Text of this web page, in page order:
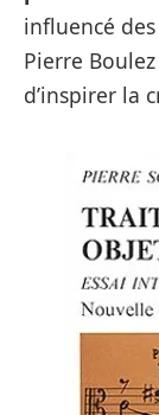
influencé
Pierre
d’inspirer la